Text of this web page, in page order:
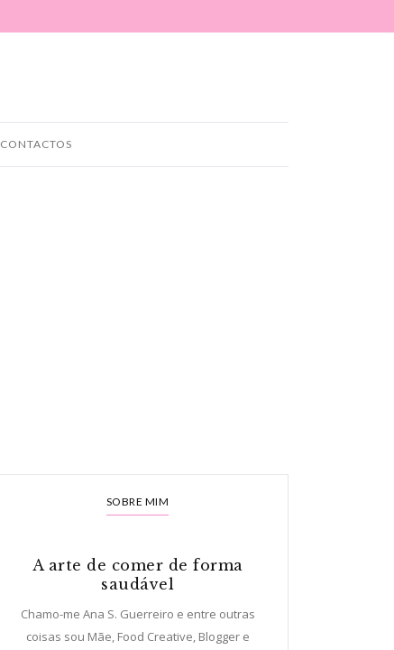
CONTACTOS
SOBRE MIM
A arte de comer de forma
saudável
Chamo-me Ana S. Guerreiro e entre outras
coisas sou Mãe, Food Creative, Blogger e